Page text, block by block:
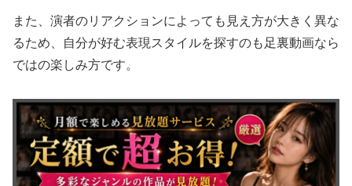
また、演者のリアクションによっても見え方が大きく異な
るため、自分が好む表現スタイルを探すのも足裏動画なら
ではの楽しみ方です。